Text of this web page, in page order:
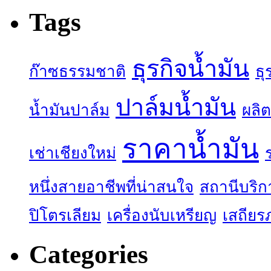
Tags
ก๊าซธรรมชาติ ธุรกิจน้ำมัน ธุ
น้ำมันปาล์ม ปาล์มน้ำมัน ผลิ
เช่าเชียงใหม่ ราคาน้ำมัน
หนึ่งสายอาชีพที่น่าสนใจ สถานีบริ
ปิโตรเลียม เครื่องนับเหรียญ เสถีย
Categories